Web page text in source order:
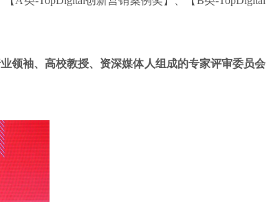
领袖、高校教授、资深媒体人组成的专家评审委员会